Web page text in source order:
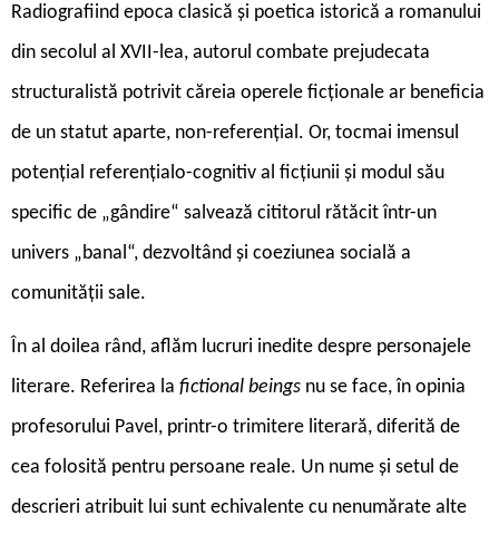
Radiografiind epoca clasică și poetica istorică a romanului
din secolul al XVII-lea, autorul combate prejudecata
structuralistă potrivit căreia operele ficționale ar beneficia
de un statut aparte, non-referențial. Or, tocmai imensul
potențial referențialo-cognitiv al ficțiunii și modul său
specific de „gândire“ salvează cititorul rătăcit într-un
univers „banal“, dezvoltând și coeziunea socială a
comunității sale.
În al doilea rând, aflăm lucruri inedite despre personajele
literare. Referirea la fictional beings nu se face, în opinia
profesorului Pavel, printr-o trimitere literară, diferită de
cea folosită pentru persoane reale. Un nume și setul de
descrieri atribuit lui sunt echivalente cu nenumărate alte